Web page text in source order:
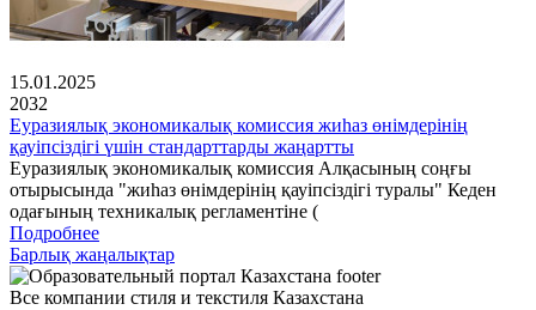
15.01.2025
2032
Еуразиялық экономикалық комиссия жиһаз өнімдерінің
қауіпсіздігі үшін стандарттарды жаңартты
Еуразиялық экономикалық комиссия Алқасының соңғы
отырысында "жиһаз өнімдерінің қауіпсіздігі туралы" Кеден
одағының техникалық регламентіне (
Подробнее
Барлық жаңалықтар
Все компании стиля и текстиля Казахстана